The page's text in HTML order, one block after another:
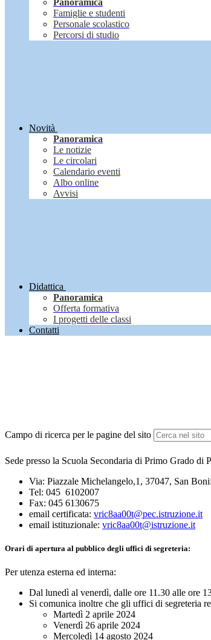
Panoramica
Famiglie e studenti
Personale scolastico
Percorsi di studio
Novità
Panoramica
Le notizie
Le circolari
Calendario eventi
Albo online
Avvisi
Didattica
Panoramica
Offerta formativa
I progetti delle classi
Contatti
Campo di ricerca per le pagine del sito
Sede presso la Scuola Secondaria di Primo Grado di
Via: Piazzale Michelangelo,1, 37047, San
Tel: 045 6102007
Fax: 045 6130675
email certificata: vric8aa00t@pec.istruzione.it
email istituzionale: vric8aa00t@istruzione.it
Orari di apertura al pubblico degli uffici di segreteria:
Per utenza esterna ed interna:
Dal lunedì al venerdì, dalle ore 11.30 alle ore
Si comunica inoltre che gli uffici di segreteria
Martedì 2 aprile 2024
Venerdì 26 aprile 2024
Mercoledì 14 agosto 2024